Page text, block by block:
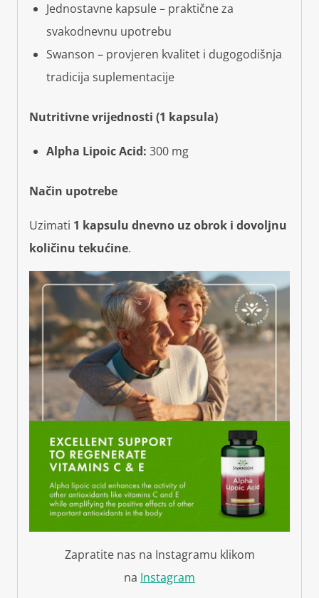
Jednostavne kapsule – praktične za
svakodnevnu upotrebu
Swanson – provjeren kvalitet i dugogodišnja
tradicija suplementacije
Nutritivne vrijednosti (1 kapsula)
Alpha Lipoic Acid: 300 mg
Način upotrebe
Uzimati 1 kapsulu dnevno uz obrok i dovoljnu
količinu tekućine.
Zapratite nas na Instagramu klikom
na Instagram